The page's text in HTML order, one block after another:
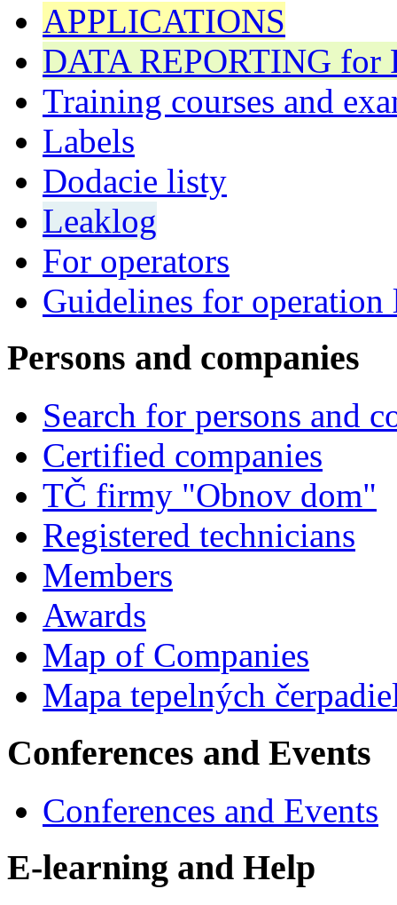
APPLICATIONS
DATA REPORTING for
Training courses and
Labels
Dodacie listy
Leaklog
For operators
Guidelines for operation
Persons and companies
Search for persons and
Certified companies
TČ firmy "Obnov dom"
Registered technicians
Members
Awards
Map of Companies
Mapa tepelných
Conferences and Events
Conferences and Events
E-learning and Help